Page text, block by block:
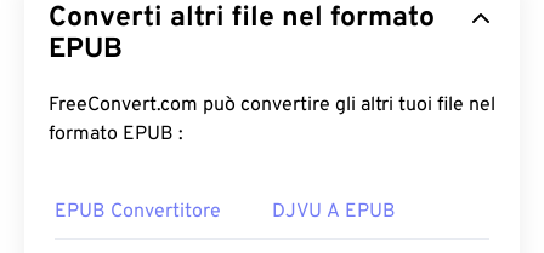
Converti altri file nel formato
EPUB
FreeConvert.com può convertire gli altri tuoi file nel
formato EPUB :
EPUB Convertitore DJVU A EPUB